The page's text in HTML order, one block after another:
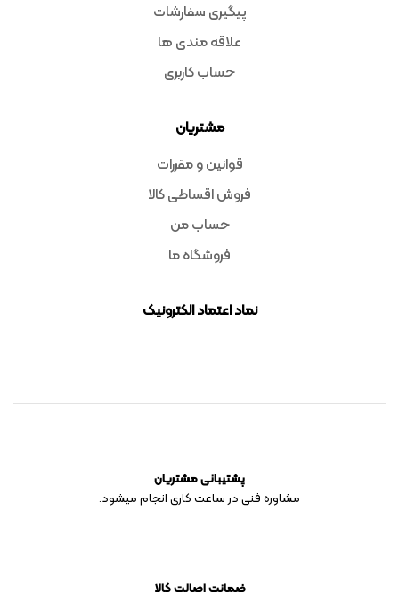
پیگیری سفارشات
علاقه مندی ها
حساب کاربری
مشتریان
قوانین و مقررات
فروش اقساطی کالا
حساب من
فروشگاه ما
نماد اعتماد الکترونیک
پشتیبانی مشتریان
مشاوره فنی در ساعت کاری انجام میشود.
ضمانت اصالت کالا